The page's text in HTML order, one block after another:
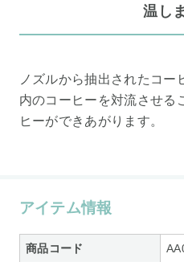
温し
ノズルから抽出されたコー
内のコーヒーを対流させる
ヒーができあがります。
アイテム情報
商品コード